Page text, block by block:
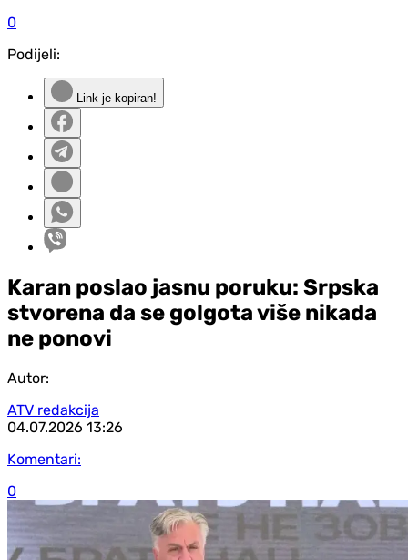
0
Podijeli:
Link je kopiran!
Karan poslao jasnu poruku: Srpska
stvorena da se golgota više nikada
ne ponovi
Autor:
ATV redakcija
04.07.2026 13:26
Komentari:
0